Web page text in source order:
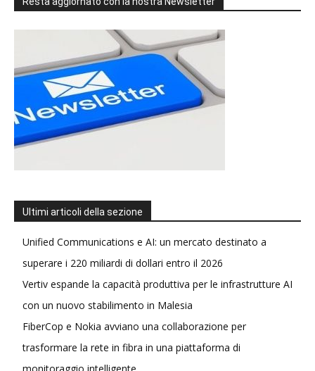
Ultimi articoli della sezione
Unified Communications e AI: un mercato destinato a
superare i 220 miliardi di dollari entro il 2026
Vertiv espande la capacità produttiva per le infrastrutture AI
con un nuovo stabilimento in Malesia
FiberCop e Nokia avviano una collaborazione per
trasformare la rete in fibra in una piattaforma di